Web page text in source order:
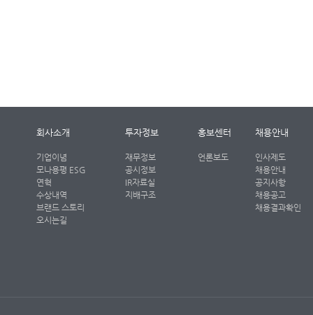
회사소개
기업이념
모나용평 ESG
연혁
수상내역
브랜드 스토리
오시는길
투자정보
재무정보
공시정보
IR자료실
지배구조
홍보센터
언론보도
채용안내
인사제도
채용안내
공지사항
채용공고
채용결과확인